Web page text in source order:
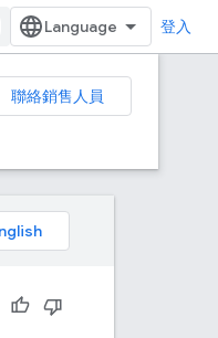
登入
聯絡銷售人員